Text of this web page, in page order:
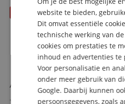
Audient iD44 MKII
Hoogwaardig Audio Interface
website te bieden,
Dit omvat essentiële
technische werking van
cookies om prestaties te
inhoud en advertenties te
Voor personalisatie en
onder meer gebruik van
Google. Daarbij kunnen
persoonsgegevens, zoals